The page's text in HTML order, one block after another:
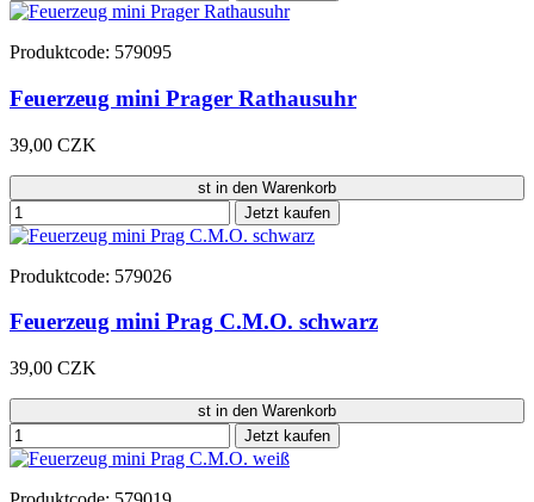
Produktcode: 579095
Feuerzeug mini Prager Rathausuhr
39,00 CZK
st in den Warenkorb
Jetzt kaufen
Produktcode: 579026
Feuerzeug mini Prag C.M.O. schwarz
39,00 CZK
st in den Warenkorb
Jetzt kaufen